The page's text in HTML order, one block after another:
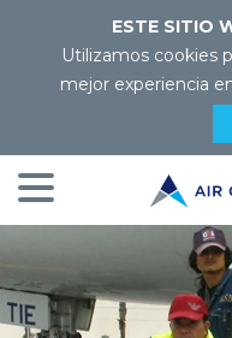
ESTE SITIO
Utilizamos cookies
mejor experiencia